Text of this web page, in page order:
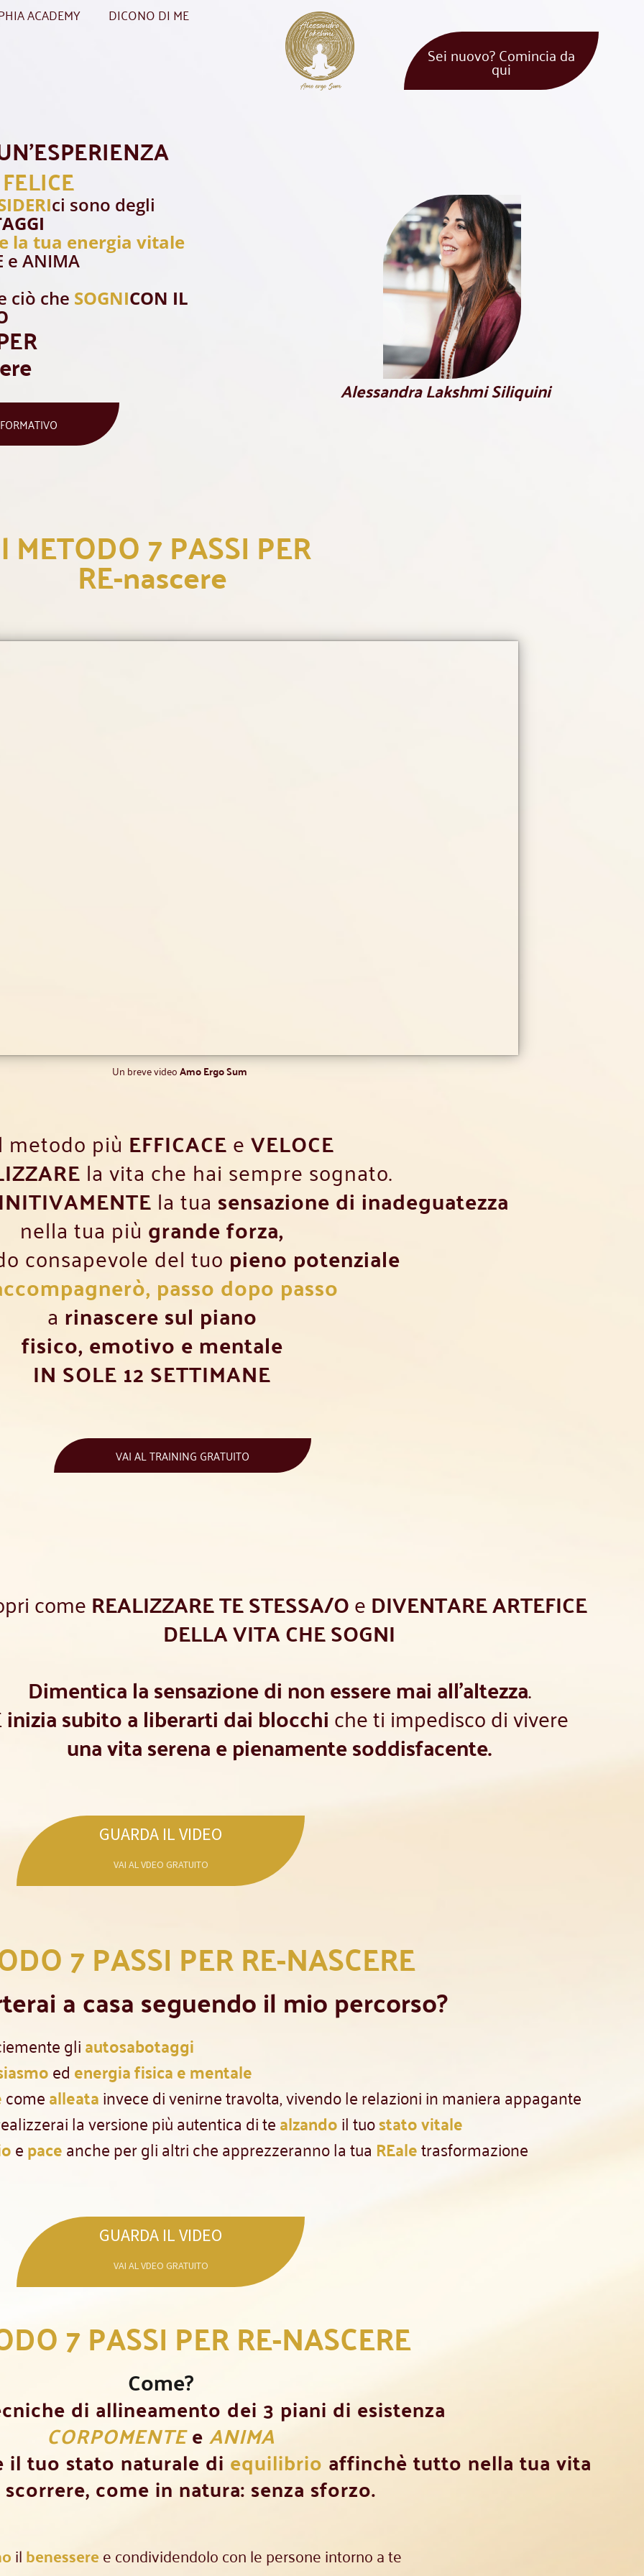
ACADEMY DICONO DI ME
Sei nuovo? Comincia da
qui
ci sono degli
la tua energia vitale
e ANIMA
ciò che SOGNICON IL
Alessandra Lakshmi Siliquini
METODO 7 PASSI PER
RE-nascere
Un breve videoAmo Ergo Sum
metodo più EFFICACEeVELOCE
la vita che hai sempre sognato.
la tua sensazione di inadeguatezza
nella tua più grande forza,
consapevole del tuo pieno potenziale
passo dopo passo
a rinascere sul piano
fisico, emotivo e mentale
IN SOLE 12 SETTIMANE
VAI AL TRAINING GRATUITO
comeREALIZZARE TE STESSA/OeDIVENTARE ARTEFICE
DELLA VITA CHE SOGNI
Dimentica la sensazione di non essere mai all'altezza.
inizia subito a liberarti dai blocchiche ti impedisco di vivere
una vita serena e pienamente soddisfacente.
GUARDA IL VIDEO
VAI AL VDEO GRATUITO
7 PASSI PER RE-NASCERE
a casa seguendo il mio percorso?
gliautosabotaggi
edenergia fisica e mentale
comealleatainvece di venirne travolta, vivendo le relazioni in maniera appagante
la versione più autentica di tealzandoil tuostato vitale
epaceanche per gli altri che apprezzeranno la tua REaletrasformazione
GUARDA IL VIDEO
VAI AL VDEO GRATUITO
7 PASSI PER RE-NASCERE
Come?
di allineamento dei 3 piani di esistenza
CORPOMENTEeANIMA
il tuo stato naturale di equilibrio affinchè tutto nella tua vita
come in natura: senza sforzo.
ilbenesseree condividendolo con le persone intorno a te